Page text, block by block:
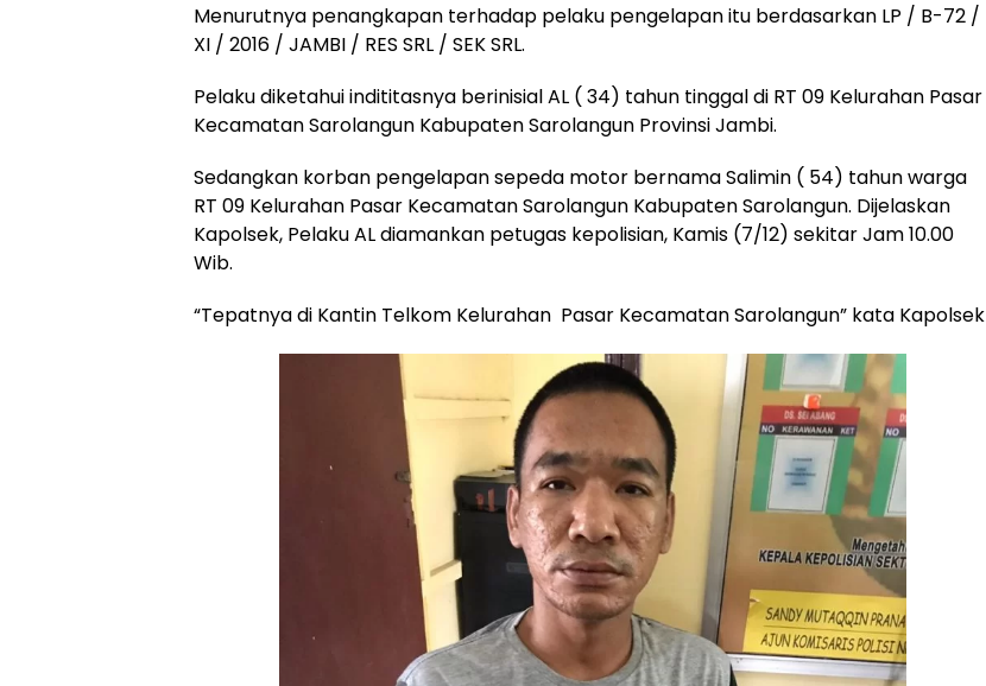
Menurutnya penangkapan terhadap pelaku pengelapan itu berdasarkan LP / B-72 /
XI / 2016 / JAMBI / RES SRL / SEK SRL.
Pelaku diketahui indititasnya berinisial AL ( 34) tahun tinggal di RT 09 Kelurahan Pasar
Kecamatan Sarolangun Kabupaten Sarolangun Provinsi Jambi.
Sedangkan korban pengelapan sepeda motor bernama Salimin ( 54) tahun warga
RT 09 Kelurahan Pasar Kecamatan Sarolangun Kabupaten Sarolangun. Dijelaskan
Kapolsek, Pelaku AL diamankan petugas kepolisian, Kamis (7/12) sekitar Jam 10.00
Wib.
“Tepatnya di Kantin Telkom Kelurahan Pasar Kecamatan Sarolangun” kata Kapolsek